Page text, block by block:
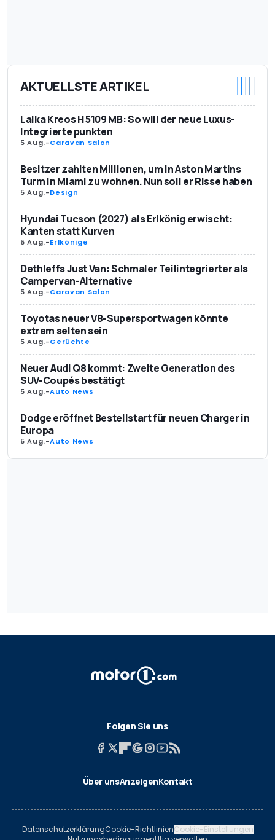
AKTUELLSTE ARTIKEL
Laika Kreos H 5109 MB: So will der neue Luxus-
Integrierte punkten
5 Aug.-Caravan Salon
Besitzer zahlten Millionen, um in Aston Martins
Turm in Miami zu wohnen. Nun soll er Risse haben
5 Aug.-Design
Hyundai Tucson (2027) als Erlkönig erwischt:
Kanten statt Kurven
5 Aug.-Erlkönige
Dethleffs Just Van: Schmaler Teilintegrierter als
Campervan-Alternative
5 Aug.-Caravan Salon
Toyotas neuer V8-Supersportwagen könnte
extrem selten sein
5 Aug.-Gerüchte
Neuer Audi Q8 kommt: Zweite Generation des
SUV-Coupés bestätigt
5 Aug.-Auto News
Dodge eröffnet Bestellstart für neuen Charger in
Europa
5 Aug.-Auto News
Folgen Sie uns
Über unsAnzeigenKontakt
DatenschutzerklärungCookie-RichtlinienCookie-Einstellungen